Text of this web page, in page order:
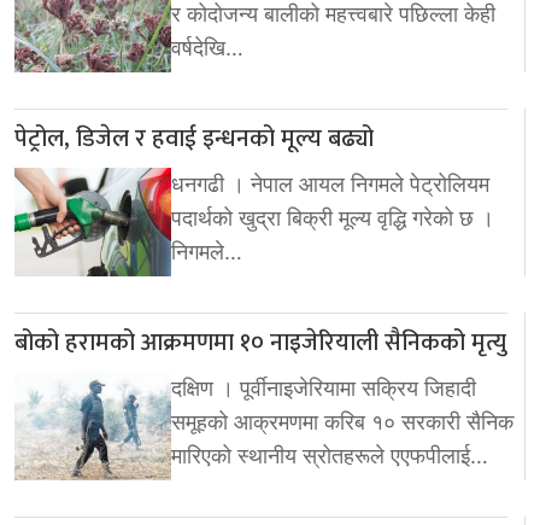
र कोदोजन्य बालीको महत्त्वबारे पछिल्ला केही
वर्षदेखि…
पेट्रोल, डिजेल र हवाई इन्धनको मूल्य बढ्यो
धनगढी । नेपाल आयल निगमले पेट्रोलियम
पदार्थको खुद्रा बिक्री मूल्य वृद्धि गरेको छ ।
निगमले…
बोको हरामको आक्रमणमा १० नाइजेरियाली सैनिकको मृत्यु
दक्षिण । पूर्वीनाइजेरियामा सक्रिय जिहादी
समूहको आक्रमणमा करिब १० सरकारी सैनिक
मारिएको स्थानीय स्रोतहरूले एएफपीलाई…